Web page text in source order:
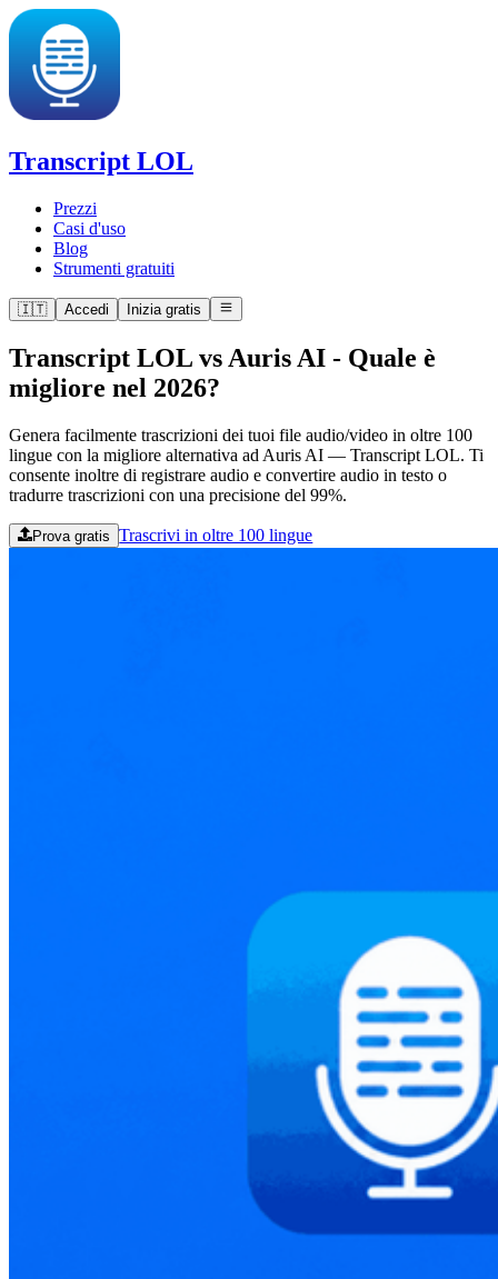
Transcript LOL
Prezzi
Casi d'uso
Blog
Strumenti gratuiti
🇮🇹 Accedi Inizia gratis
Transcript LOL vs Auris AI - Quale è
migliore nel 2026?
Genera facilmente trascrizioni dei tuoi file audio/video in oltre 100
lingue con la migliore alternativa ad Auris AI — Transcript LOL. Ti
consente inoltre di registrare audio e convertire audio in testo o
tradurre trascrizioni con una precisione del 99%.
Prova gratis Trascrivi in oltre 100 lingue